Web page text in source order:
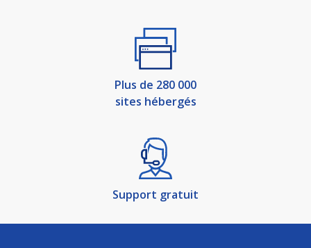
Plus de 280 000
sites hébergés
Support gratuit